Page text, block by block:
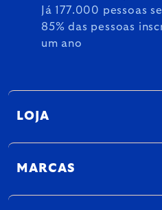
Já 177.000 pessoas
85% das pessoas
um ano
LOJA
MARCAS